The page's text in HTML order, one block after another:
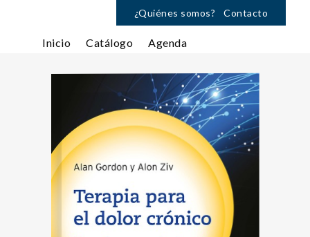
¿Quiénes somos? Contacto
Inicio Catálogo Agenda